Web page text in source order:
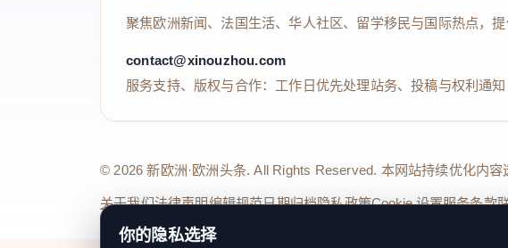
聚焦欧洲新闻、法国生活、华人社区、留学移民与国际热点，
contact@xinouzhou.com
服务支持、版权与合作：工作日优先处理站务、投稿与权利通知
© 2026 新欧洲·欧洲头条. All Rights Reserved. 本网站持续优化内
关于我们法律声明编辑规范日期归档隐私政策Cookie 设置服务条款
你的隐私选择